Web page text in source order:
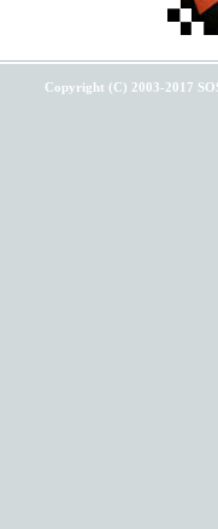
Copyright (C) 2003-2017